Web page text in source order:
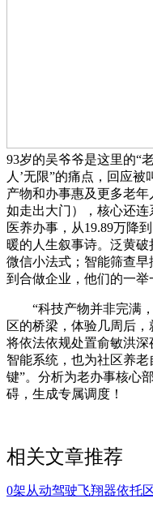
93岁的吴爷爷是这里的“
人’无限”的痛点，回应
产物和办事惠及更多老
如走出大门），核心还
医养办事，从19.89万降
暖的人生叙事诗。泛黄
微信小法式；智能筛查
到合做企业，他们的一举
“科技产物并非完满，
区的桥梁，体验几周后
将依法依规处置俞敏洪
智能系统，也为社区养
键”。分析为老办事核心
碍，生成专属调度！
相关文章推荐
0架从动驾驶飞翔器依托